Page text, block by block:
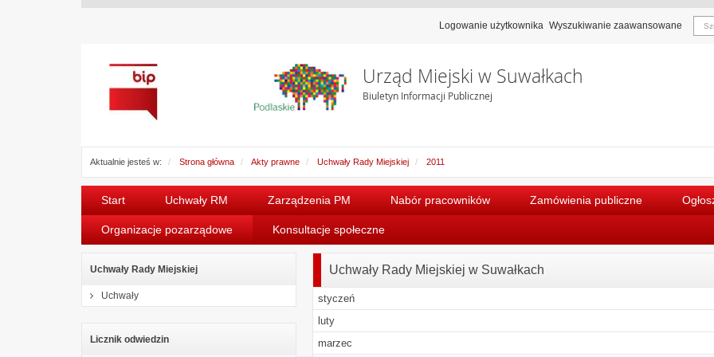
Logowanie użytkownika Wyszukiwanie zaawansowane
Urząd Miejski w Suwałkach
Biuletyn Informacji Publicznej
Aktualnie jesteś w: Strona główna Akty prawne Uchwały Rady Miejskiej 2011
Start Uchwały RM Zarządzenia PM Nabór pracowników Zamówienia publiczne
Organizacje pozarządowe Konsultacje społeczne
Uchwały Rady Miejskiej
Uchwały
Licznik odwiedzin
Uchwały Rady Miejskiej w Suwałkach
styczeń
luty
marzec